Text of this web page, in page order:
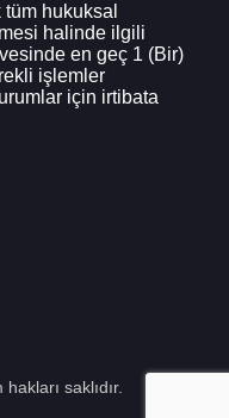
tüm hukuksal
halinde ilgili
en geç 1 (Bir)
işlemler
için irtibata
saklıdır.